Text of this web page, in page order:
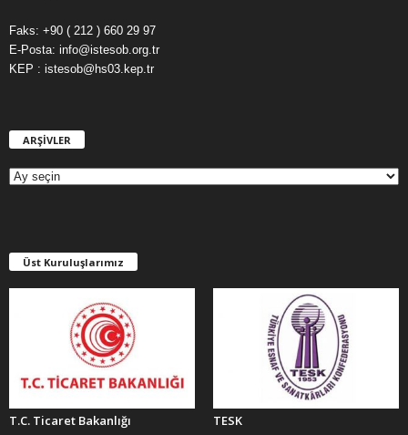
Faks: +90 ( 212 ) 660 29 97
E-Posta: info@istesob.org.tr
KEP : istesob@hs03.kep.tr
ARŞİVLER
E
R
Üst Kuruluşlarımız
T.C. Ticaret Bakanlığı TESK